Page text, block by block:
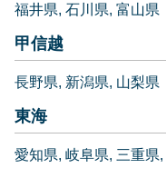
福井県 石川県 富山県
甲信越
長野県 新潟県 山梨県
東海
愛知県 岐阜県 三重県